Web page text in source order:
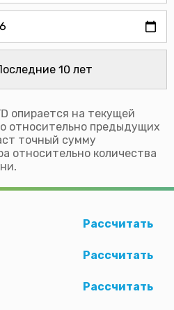
опирается на текущей
относительно предыдущих
точный сумму
относительно количества
Рассчитать
Рассчитать
Рассчитать